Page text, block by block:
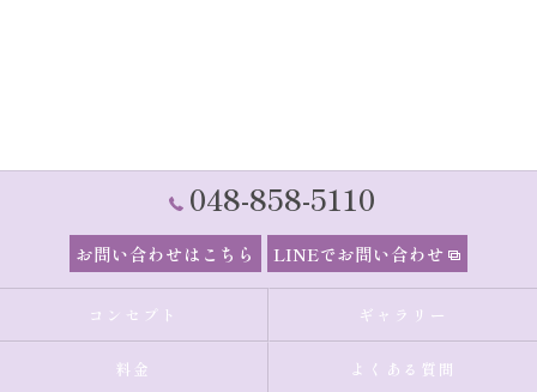
048-858-5110
お問い合わせはこちら LINEでお問い合わせ
コンセプト ギャラリー
料金 よくある質問